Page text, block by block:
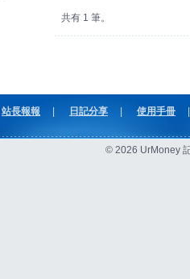
共有 1 筆。
站長報報 日記分享 使用手冊
© 2026 UrMoney